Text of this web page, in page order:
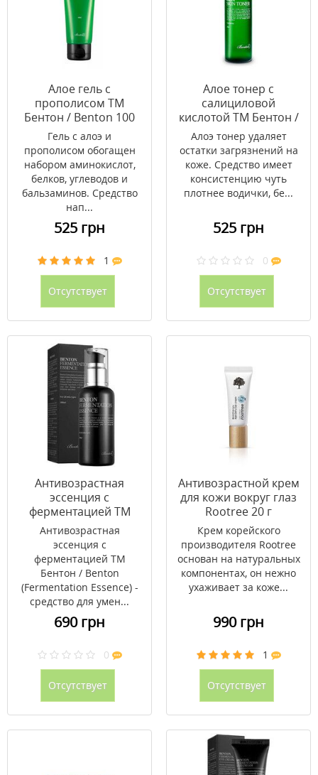
Алое гель с
прополисом ТМ
Бентон / Benton 100
мл
Гель с алоэ и
прополисом обогащен
набором аминокислот,
белков, углеводов и
бальзаминов. Средство
нап...
525 грн
1
Отсутствует
Алое тонер с
салициловой
кислотой ТМ Бентон /
Benton 200 мл
Алоэ тонер удаляет
остатки загрязнений на
коже. Средство имеет
консистенцию чуть
плотнее водички, бе...
525 грн
0
Отсутствует
Антивозрастная
эссенция с
ферментацией ТМ
Бентон / Benton 100
мл
Антивозрастная
эссенция с
ферментацией ТМ
Бентон / Benton
(Fermentation Essence) -
средство для умен...
690 грн
0
Отсутствует
Антивозрастной крем
для кожи вокруг глаз
Rootree 20 г
Крем корейского
производителя Rootree
основан на натуральных
компонентах, он нежно
ухаживает за коже...
990 грн
1
Отсутствует